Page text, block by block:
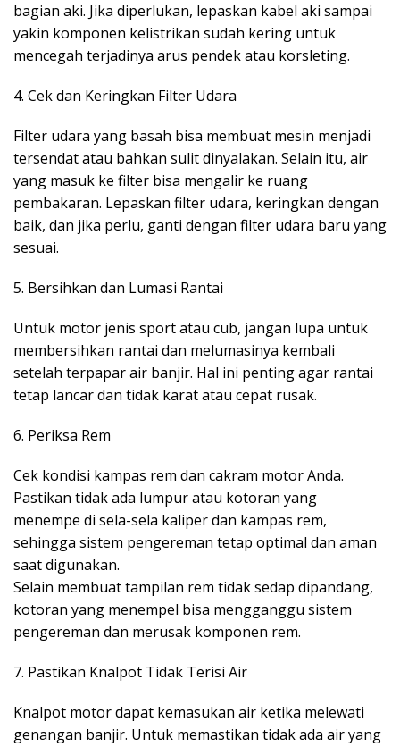
bagian aki. Jika diperlukan, lepaskan kabel aki sampai
yakin komponen kelistrikan sudah kering untuk
mencegah terjadinya arus pendek atau korsleting.
4. Cek dan Keringkan Filter Udara
Filter udara yang basah bisa membuat mesin menjadi
tersendat atau bahkan sulit dinyalakan. Selain itu, air
yang masuk ke filter bisa mengalir ke ruang
pembakaran. Lepaskan filter udara, keringkan dengan
baik, dan jika perlu, ganti dengan filter udara baru yang
sesuai.
5. Bersihkan dan Lumasi Rantai
Untuk motor jenis sport atau cub, jangan lupa untuk
membersihkan rantai dan melumasinya kembali
setelah terpapar air banjir. Hal ini penting agar rantai
tetap lancar dan tidak karat atau cepat rusak.
6. Periksa Rem
Cek kondisi kampas rem dan cakram motor Anda.
Pastikan tidak ada lumpur atau kotoran yang
menempe di sela-sela kaliper dan kampas rem,
sehingga sistem pengereman tetap optimal dan aman
saat digunakan.
Selain membuat tampilan rem tidak sedap dipandang,
kotoran yang menempel bisa mengganggu sistem
pengereman dan merusak komponen rem.
7. Pastikan Knalpot Tidak Terisi Air
Knalpot motor dapat kemasukan air ketika melewati
genangan banjir. Untuk memastikan tidak ada air yang